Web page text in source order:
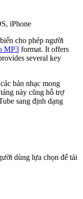
iPhone
cho phép người
MP3 format. It offers
several key
bản nhạc mong
này cũng hỗ trợ
sang định dạng
dùng lựa chọn để tải